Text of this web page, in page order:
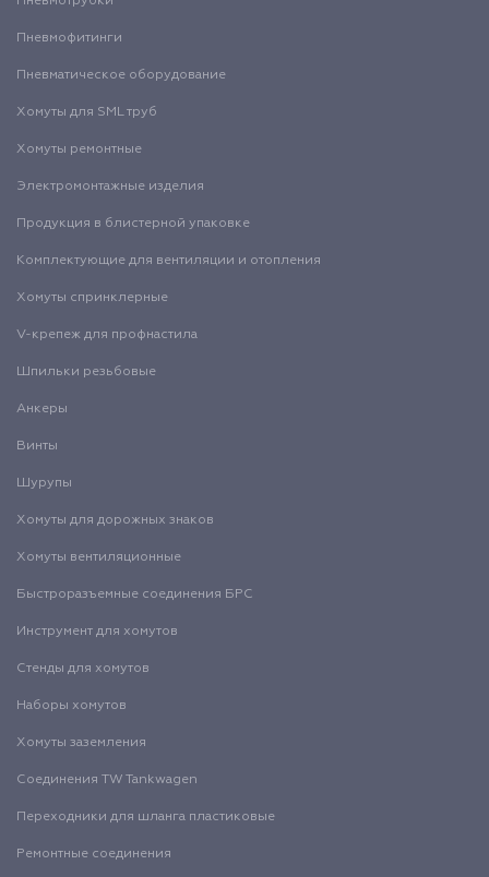
Пневмофитинги
Пневматическое оборудование
Хомуты для SML труб
Хомуты ремонтные
Электромонтажные изделия
Продукция в блистерной упаковке
Комплектующие для вентиляции и отопления
Хомуты спринклерные
V-крепеж для профнастила
Шпильки резьбовые
Анкеры
Винты
Шурупы
Хомуты для дорожных знаков
Хомуты вентиляционные
Быстроразъемные соединения БРС
Инструмент для хомутов
Стенды для хомутов
Наборы хомутов
Хомуты заземления
Соединения TW Tankwagen
Переходники для шланга пластиковые
Ремонтные соединения